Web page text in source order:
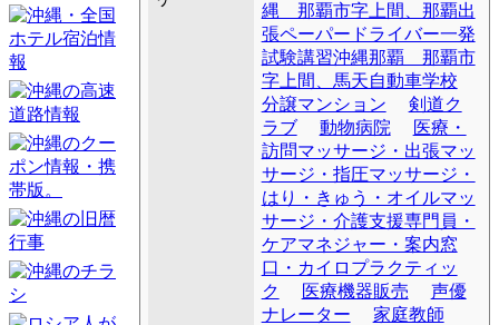
縄 那覇市字上間、那覇出
張ペーパードライバー一発
試験講習沖縄那覇 那覇市
字上間、馬天自動車学校
分譲マンション
剣道ク
ラブ
動物病院
医療・
訪問マッサージ・出張マッ
サージ・指圧マッサージ・
はり・きゅう・オイルマッ
サージ・介護支援専門員・
ケアマネジャー・案内窓
口・カイロプラクティッ
ク
医療機器販売
声優
ナレーター
家庭教師